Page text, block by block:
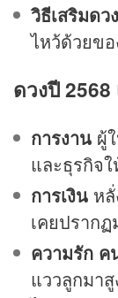
วิธีเสริมดว
ไหว้ด้วยข
ดวงปี
การงาน ผู้
และธุรกิจใ
การเงิน ห
เคยปราก
ความรัก ค
แววลูกมา